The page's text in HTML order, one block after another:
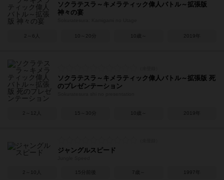
ソクラテスラ～キメラティック偉人バトル～拡張版
神々の宴
2～6人 10～20分 10歳～ 2019年
ソクラテスラ～キメラティック偉人バトル～拡張版 死
のプレゼンテーション
2～12人 15～30分 10歳～ 2019年
ジャングルスピード
2～10人 15分前後 7歳～ 1997年